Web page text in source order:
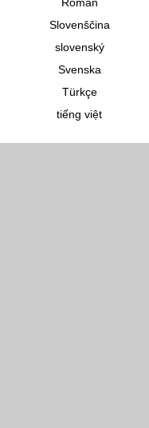
Slovenščina
slovenský
Svenska
Türkçe
tiếng việt